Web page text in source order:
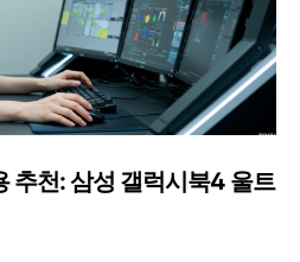
추천: 삼성 갤럭시북4 울트